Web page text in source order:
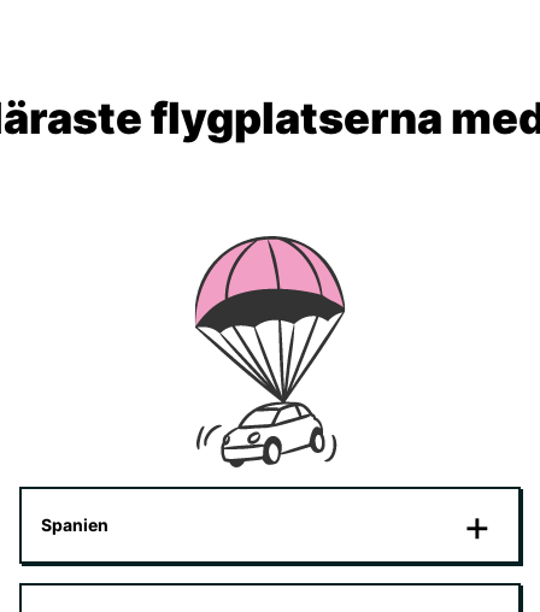
flygplatserna
Spanien